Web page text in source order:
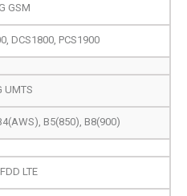
GSM
DCS1800, PCS1900
UMTS
B5(850), B8(900)
LTE